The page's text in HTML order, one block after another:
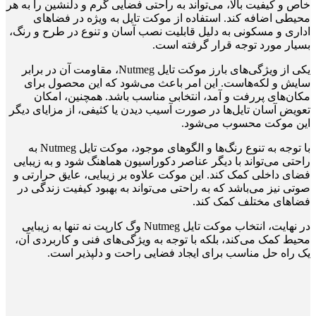
خاص و کیفیت بالا، می‌تواند به راحتی فضایی گرم و دلنشین را به هر
محیطی اضافه کند. استفاده از موکت تایل به ویژه در فضاهای
اداری و مسکونی به دلیل قابلیت نصب آسان و تنوع در طرح و رنگ،
بسیار مورد توجه قرار گرفته است.
یکی از ویژگی‌های بارز موکت تایل Nutmeg، مقاومت آن در برابر
سایش و لکه‌هاست. این امر باعث می‌شود که این محصول برای
مکان‌های پررفت و آمد، انتخابی مناسب باشد. همچنین، امکان
تعویض آسان تایل‌ها در صورت آسیب دیدن یا کثیفی، از مزایای دیگر
این موکت محسوب می‌شود.
با توجه به تنوع رنگ‌ها و الگوهای موجود، موکت تایل Nutmeg به
راحتی می‌تواند با دیگر عناصر دکوراسیون هماهنگ شود و به زیبایی
فضای داخلی کمک کند. این موکت علاوه بر زیبایی، عایق حرارتی و
صوتی نیز می‌باشد که به راحتی می‌تواند به بهبود کیفیت زندگی در
فضاهای مختلف کمک کند.
در نهایت، انتخاب موکت تایل Nutmeg وگ کارپت نه تنها به زیبایی
محیط کمک می‌کند، بلکه با توجه به ویژگی‌های فنی و کاربردی آن،
یک راه حل مناسب برای ایجاد فضایی راحت و دلپذیر است.